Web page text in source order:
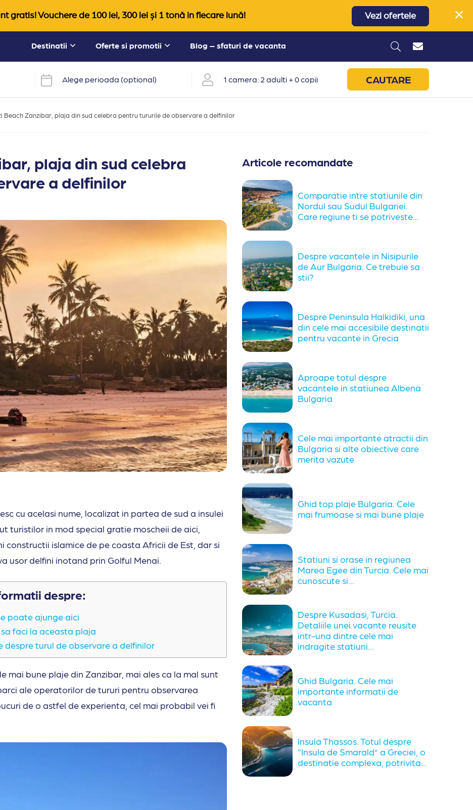
gratis! Vouchere de 100 lei, 300 lei și 1 tonă in fiecare lună! Vezi ofertele
Destinatii Oferte si promotii Blog – sfaturi de vacanta
Alege perioada (optional) 1 camera: 2 adulti + 0 copii CAUTARE
Beach Zanzibar, plaja din sud celebra pentru tururile de observare a delfinilor
plaja din sud celebra
a delfinilor
cu acelasi nume, localizat in partea de sud a insulei
turistilor in mod special gratie moscheii de aici,
constructii islamice de pe coasta Africii de Est, dar si
usor delfini inotand prin Golful Menai.
despre:
poate ajunge aici
faci la aceasta plaja
turul de observare a delfinilor
mai bune plaje din Zanzibar, mai ales ca la mal sunt
ale operatorilor de tururi pentru observarea
de o astfel de experienta, cel mai probabil vei fi
Articole recomandate
Comparatie intre statiunile din
Nordul sau Sudul Bulgariei.
Care regiune ti se potriveste...
Despre vacantele in Nisipurile
de Aur Bulgaria. Ce trebuie sa
stii?
Despre Peninsula Halkidiki, una
din cele mai accesibile destinatii
pentru vacante in Grecia
Aproape totul despre
vacantele in statiunea Albena
Bulgaria
Cele mai importante atractii din
Bulgaria si alte obiective care
merita vazute
Ghid top plaje Bulgaria. Cele
mai frumoase si mai bune plaje
Statiuni si orase in regiunea
Marea Egee din Turcia. Cele mai
cunoscute si...
Despre Kusadasi, Turcia.
Detaliile unei vacante reusite
intr-una dintre cele mai
indragite statiuni...
Ghid Bulgaria. Cele mai
importante informatii de
vacanta
Insula Thassos. Totul despre
“Insula de Smarald” a Greciei, o
destinatie complexa, potrivita...